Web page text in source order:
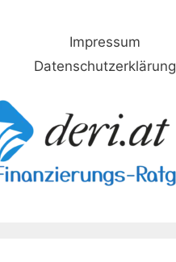
Impressum
Datenschutzerklärung